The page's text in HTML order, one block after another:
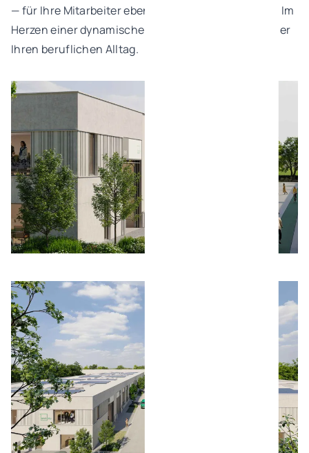
— für Ihre Mitarbeiter ebenso wie für Ihre Besucher. Im
Herzen einer dynamischen Grenzregion erleichtert er
Ihren beruflichen Alltag.